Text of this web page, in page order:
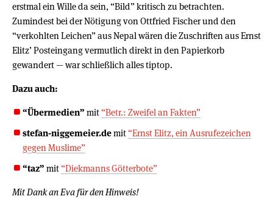
erstmal ein Wille da sein, “Bild” kritisch zu betrachten.
Zumindest bei der Nötigung von Ottfried Fischer und den
“verkohlten Leichen” aus Nepal wären die Zuschriften aus Ernst
Elitz’ Posteingang vermutlich direkt in den Papierkorb
gewandert — war schließlich alles tiptop.
Dazu auch:
“Übermedien” mit “Betr.: Zweifel an Fakten”
stefan-niggemeier.demit “Ernst Elitz, ein Ausrufezeichen
gegen Muslime”
“taz” mit “Diekmanns Götterbote”
Mit Dank an Eva für den Hinweis!